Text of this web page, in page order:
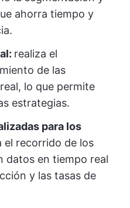
ahorra tiempo y
realiza el
de las
lo que permite
estrategias.
para los
el recorrido de los
datos en tiempo real
y las tasas de